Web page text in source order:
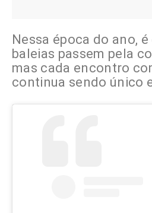
Nessa época do ano,
baleias passem pela
mas cada encontro
continua sendo único